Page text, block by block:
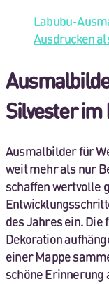
Labubu-
Ausdrucken
Silvester im
Ausmalbilder für
weit mehr als nur
schaffen wertvolle
des Jahres ein.
Dekoration
einer Mappe
schöne Erinnerung